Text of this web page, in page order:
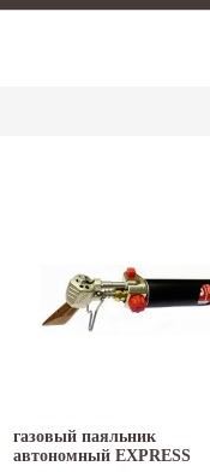
газовый паяльник
автономный EXPRESS